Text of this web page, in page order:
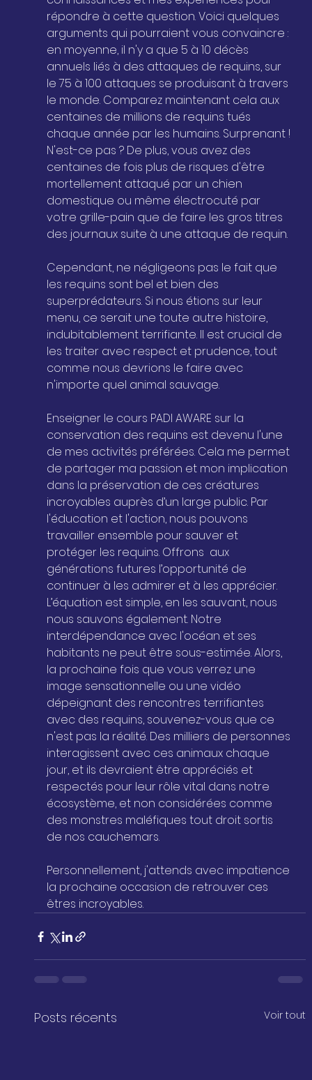
répondre à cette question. Voici quelques
arguments qui pourraient vous convaincre :
en moyenne, il n'y a que 5 à 10 décès
annuels liés à des attaques de requins, sur
le 75 à 100 attaques se produisant à travers
le monde. Comparez maintenant cela aux
centaines de millions de requins tués
chaque année par les humains. Surprenant !
N'est-ce pas ? De plus, vous avez des
centaines de fois plus de risques d'être
mortellement attaqué par un chien
domestique ou même électrocuté par
votre grille-pain que de faire les gros titres
des journaux suite à une attaque de requin.
Cependant, ne négligeons pas le fait que
les requins sont bel et bien des
superprédateurs. Si nous étions sur leur
menu, ce serait une toute autre histoire,
indubitablement terrifiante. Il est crucial de
les traiter avec respect et prudence, tout
comme nous devrions le faire avec
n'importe quel animal sauvage.
Enseigner le cours PADI AWARE sur la
conservation des requins est devenu l'une
de mes activités préférées. Cela me permet
de partager ma passion et mon implication
dans la préservation de ces créatures
incroyables auprès d’un large public. Par
l'éducation et l'action, nous pouvons
travailler ensemble pour sauver et
protéger les requins. Offrons  aux
générations futures l’opportunité de
continuer à les admirer et à les apprécier.
L’équation est simple, en les sauvant, nous
nous sauvons également. Notre
interdépendance avec l'océan et ses
habitants ne peut être sous-estimée. Alors,
la prochaine fois que vous verrez une
image sensationnelle ou une vidéo
dépeignant des rencontres terrifiantes
avec des requins, souvenez-vous que ce
n'est pas la réalité. Des milliers de personnes
interagissent avec ces animaux chaque
jour, et ils devraient être appréciés et
respectés pour leur rôle vital dans notre
écosystème, et non considérées comme
des monstres maléfiques tout droit sortis
de nos cauchemars.
Personnellement, j'attends avec impatience
la prochaine occasion de retrouver ces
êtres incroyables.
Posts récents Voir tout